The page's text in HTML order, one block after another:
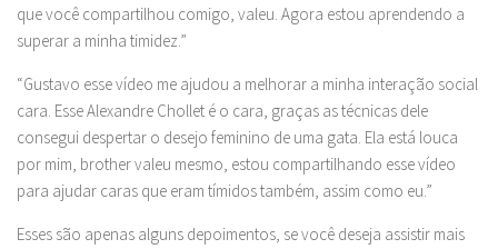
que você compartilhou comigo, valeu. Agora estou aprendendo a
superar a minha timidez.”
“Gustavo esse vídeo me ajudou a melhorar a minha interação social
cara. Esse Alexandre Chollet é o cara, graças as técnicas dele
consegui despertar o desejo feminino de uma gata. Ela está louca
por mim, brother valeu mesmo, estou compartilhando esse vídeo
para ajudar caras que eram tímidos também, assim como eu.”
Esses são apenas alguns depoimentos, se você deseja assistir mais